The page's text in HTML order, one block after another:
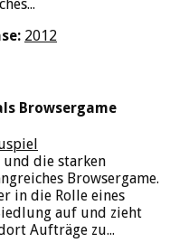
2012
Browsergame
und die starken
Browsergame.
in die Rolle eines
auf und zieht
Aufträge zu...